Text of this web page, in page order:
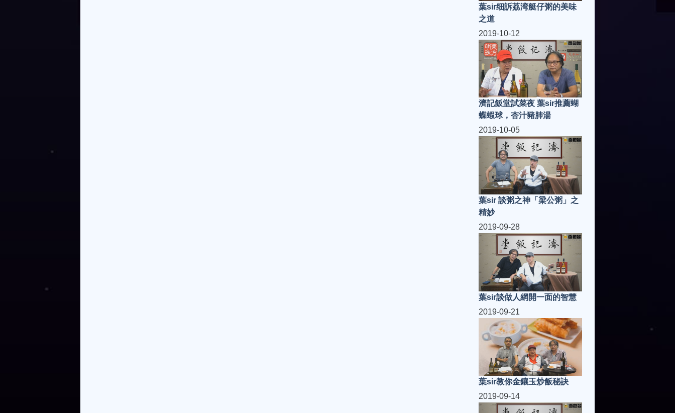
葉sir细訴荔湾艇仔粥的美味
之道
2019-10-12
濟記飯堂試菜夜 葉sir推薦蝴
蝶蝦球，杏汁豬肺湯
2019-10-05
葉sir 談粥之神「梁公粥」之
精妙
2019-09-28
葉sir談做人網開一面的智慧
2019-09-21
葉sir教你金鑲玉炒飯秘訣
2019-09-14